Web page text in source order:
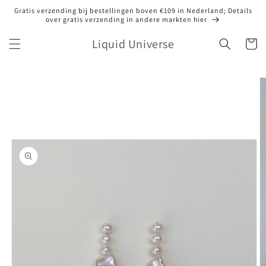
naar de
content
Gratis verzending bij bestellingen boven €109 in Nederland; Details
over gratis verzending in andere markten hier
Liquid Universe